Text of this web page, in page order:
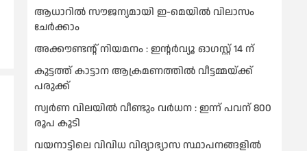
ആധാറിൽ സൗജന്യമായി ഇ-മെയിൽ വിലാസം
ചേർക്കാം
അക്കൗണ്ടന്റ് നിയമനം : ഇൻ്റർവ്യൂ ഓഗസ്റ്റ് 14 ന്
കുട്ടത്ത് കാട്ടാന ആക്രമണത്തിൽ വീട്ടമ്മയ്ക്ക്
പരുക്ക്
സ്വർണ വിലയില്‍ വീണ്ടും വർധന : ഇന്ന് പവന് 800
രൂപ കൂടി
വയനാട്ടിലെ വിവിധ വിദ്യാഭ്യാസ സ്ഥാപനങ്ങളിൽ